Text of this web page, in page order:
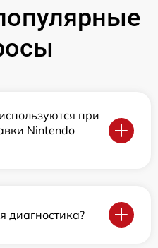
при
Nintendo
диагностика?